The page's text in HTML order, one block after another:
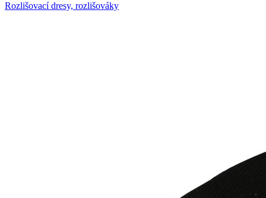
Rozlišovací dresy, rozlišováky